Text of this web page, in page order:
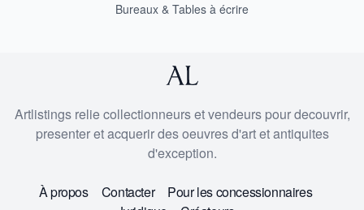
Bureaux & Tables à écrire
Artlistings relie collectionneurs et vendeurs pour decouvrir,
presenter et acquerir des oeuvres d'art et antiquites
d'exception.
À propos Contacter
Pour les concessionnaires